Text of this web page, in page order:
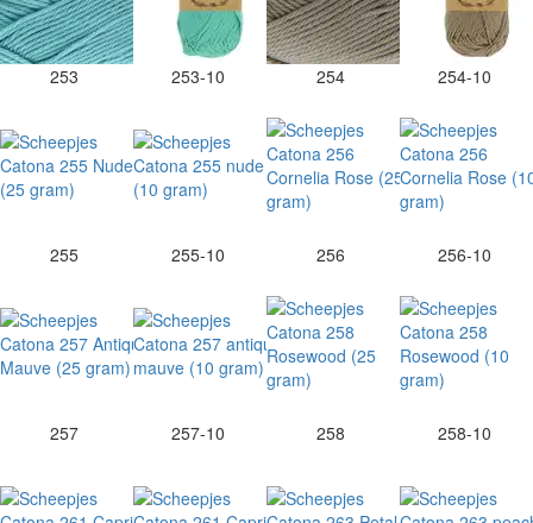
253 253-10 254 254-10
255 255-10 256 256-10
257 257-10 258 258-10